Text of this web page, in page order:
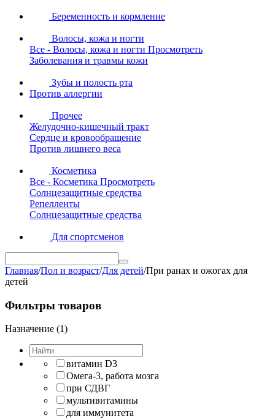
Беременность и кормление
Волосы, кожа и ногти
Все - Волосы, кожа и ногти Просмотреть
Заболевания и травмы кожи
Зубы и полость рта
Против аллергии
Прочее
Желудочно-кишечный тракт
Сердце и кровообращение
Против лишнего веса
Косметика
Все - Косметика Просмотреть
Солнцезащитные средства
Репелленты
Солнцезащитные средства
Для спортсменов
Главная/Пол и возраст/Для детей/При ранах и ожогах для
детей
Фильтры товаров
Назначение (1)
витамин D3
Омега-3, работа мозга
при СДВГ
мультивитамины
для иммунитета